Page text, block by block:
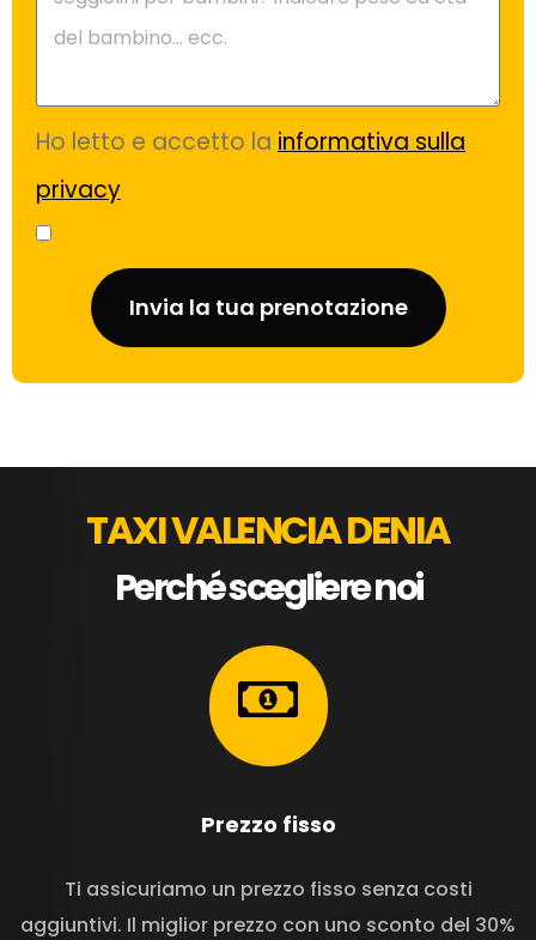
Ho letto e accetto la informativa sulla
privacy
Invia la tua prenotazione
TAXI VALENCIA DENIA
Perché scegliere noi
Prezzo fisso
Ti assicuriamo un prezzo fisso senza costi
aggiuntivi. Il miglior prezzo con uno sconto del 30%